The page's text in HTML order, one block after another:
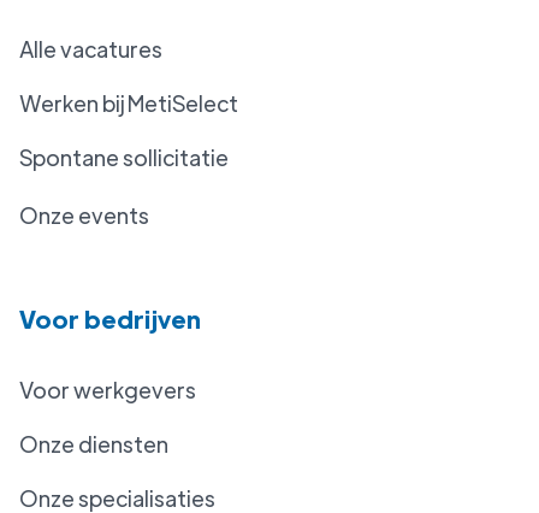
Alle vacatures
Werken bij MetiSelect
Spontane sollicitatie
Onze events
Voor bedrijven
Voor werkgevers
Onze diensten
Onze specialisaties